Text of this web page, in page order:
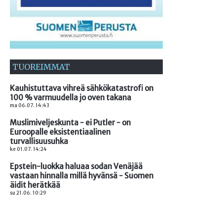
TUOREIMMAT
Kauhistuttava vihreä sähkökatastrofi on
100 % varmuudella jo oven takana
ma 06.07. 14:43
Muslimiveljeskunta - ei Putler - on
Euroopalle eksistentiaalinen
turvallisuusuhka
ke 01.07. 14:24
Epstein-luokka haluaa sodan Venäjää
vastaan hinnalla millä hyvänsä - Suomen
äidit herätkää
su 21.06. 10:29